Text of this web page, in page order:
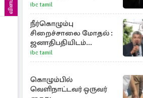
தாக்குதல்கள்
ibc tamil
நீர்கொழும்பு
சிறைச்சாலை மோதல் :
ஜனாதிபதியிடம்
கையளிக்கப்பட்ட
அறிக்கை
ibc tamil
கொழும்பில்
வெளிநாட்டவர் ஒருவர்